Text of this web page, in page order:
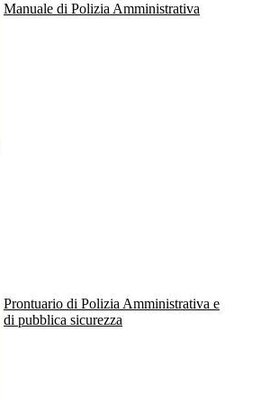
Manuale di Polizia Amministrativa
Prontuario di Polizia Amministrativa e
di pubblica sicurezza